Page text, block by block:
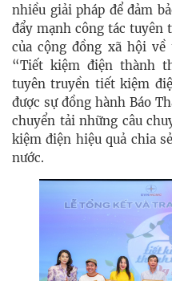
nhiều giải pháp để đảm
đẩy mạnh công tác tuyên
của cộng đồng xã hội
“Tiết kiệm điện thành
tuyên truyền tiết kiệm
được sự đồng hành Báo
chuyển tải những câu
kiệm điện hiệu quả chia
nước.